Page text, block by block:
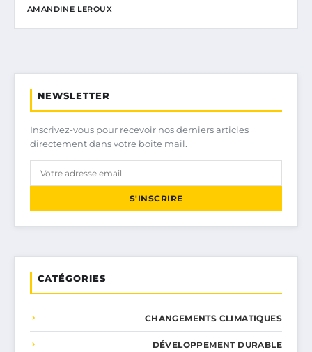
AMANDINE LEROUX
NEWSLETTER
Inscrivez-vous pour recevoir nos derniers articles
directement dans votre boîte mail.
S'INSCRIRE
CATÉGORIES
CHANGEMENTS CLIMATIQUES
DÉVELOPPEMENT DURABLE